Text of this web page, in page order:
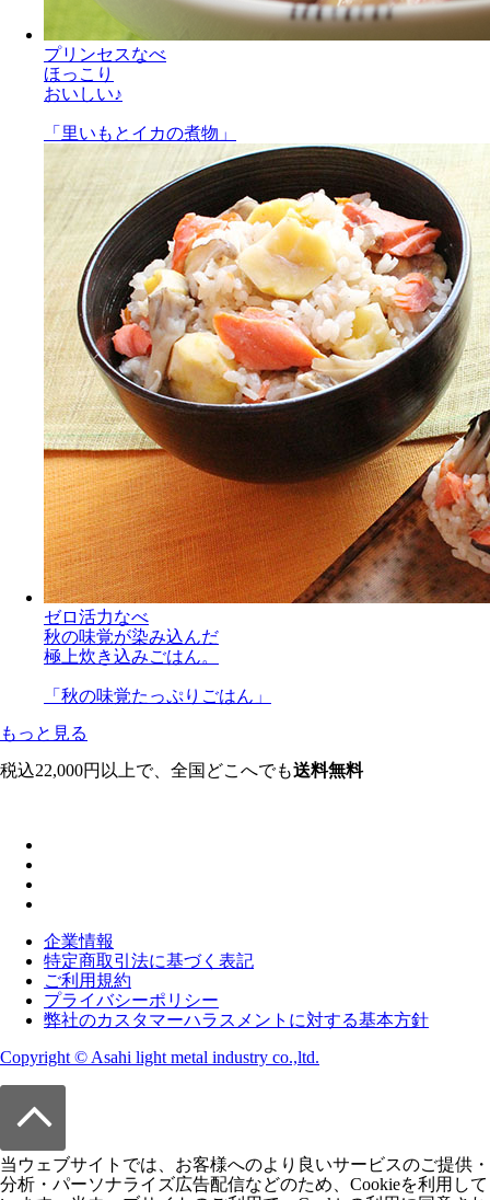
プリンセスなべ
ほっこり
おいしい♪
「里いもとイカの煮物」
ゼロ活力なべ
秋の味覚が染み込んだ
極上炊き込みごはん。
「秋の味覚たっぷりごはん」
もっと見る
税込22,000円以上で、全国どこへでも送料無料
企業情報
特定商取引法に基づく表記
ご利用規約
プライバシーポリシー
弊社のカスタマーハラスメントに対する基本方針
Copyright © Asahi light metal industry co.,ltd.
当ウェブサイトでは、お客様へのより良いサービスのご提供・
分析・パーソナライズ広告配信などのため、Cookieを利用して